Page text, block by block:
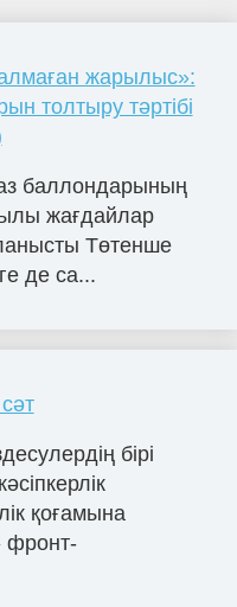
жарылыс»:
толтыру тәртібі
баллондарының
жағдайлар
Төтенше
де са...
бірі
қоғамына
фронт-